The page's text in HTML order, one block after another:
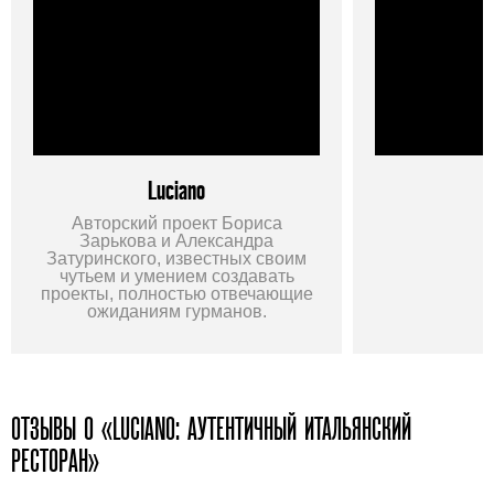
Luciano
Авторский проект Бориса
Зарькова и Александра
Затуринского, известных своим
чутьем и умением создавать
проекты, полностью отвечающие
ожиданиям гурманов.
ОТЗЫВЫ О «LUCIANO: АУТЕНТИЧНЫЙ ИТАЛЬЯНСКИЙ
РЕСТОРАН»